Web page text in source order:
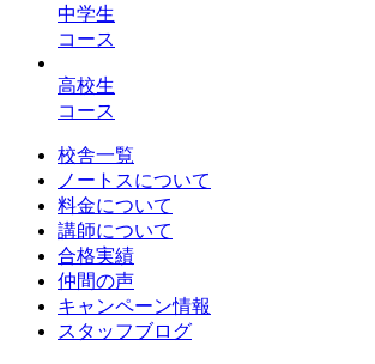
中学生
コース
高校生
コース
校舎一覧
ノートスについて
料金について
講師について
合格実績
仲間の声
キャンペーン情報
スタッフブログ